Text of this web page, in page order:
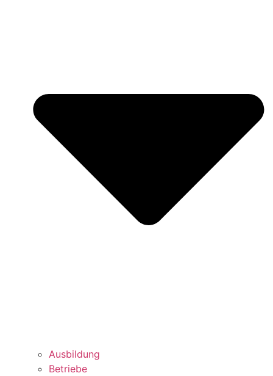
Ausbildung
Betriebe